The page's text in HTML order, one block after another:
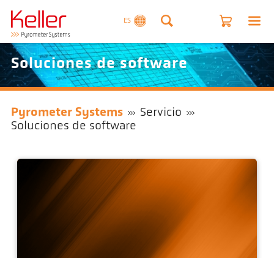
ES
Soluciones de software
Pyrometer Systems
Servicio
Soluciones de software